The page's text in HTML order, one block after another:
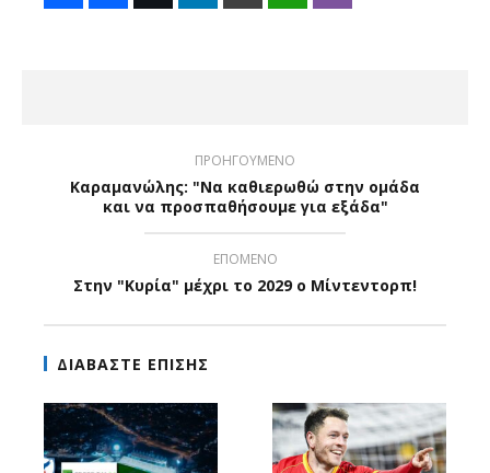
ΠΡΟΗΓΟΥΜΕΝΟ
Καραμανώλης: "Να καθιερωθώ στην ομάδα
και να προσπαθήσουμε για εξάδα"
ΕΠΟΜΕΝΟ
Στην "Κυρία" μέχρι το 2029 ο Μίντεντορπ!
ΔΙΑΒΑΣΤΕ ΕΠΙΣΗΣ